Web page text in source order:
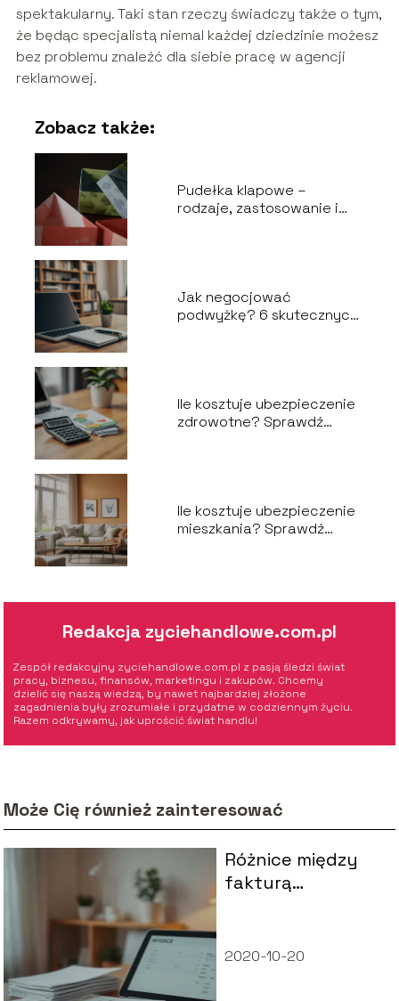
spektakularny. Taki stan rzeczy świadczy także o tym,
że będąc specjalistą niemal każdej dziedzinie możesz
bez problemu znaleźć dla siebie pracę w agencji
reklamowej.
Zobacz także:
Pudełka klapowe –
rodzaje, zastosowanie i
Jak negocjować
podwyżkę? 6 skutecznych
Ile kosztuje ubezpieczenie
zdrowotne? Sprawdź
Ile kosztuje ubezpieczenie
mieszkania? Sprawdź
Redakcja zyciehandlowe.com.pl
Zespół redakcyjny zyciehandlowe.com.pl z pasją śledzi świat
pracy, biznesu, finansów, marketingu i zakupów. Chcemy
dzielić się naszą wiedzą, by nawet najbardziej złożone
zagadnienia były zrozumiałe i przydatne w codziennym życiu.
Razem odkrywamy, jak uprościć świat handlu!
Może Cię również zainteresować
Różnice między
fakturą
co warto
2020-10-20